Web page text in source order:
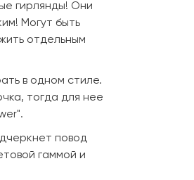
гирлянды! Они
Могут быть
отдельным
в одном стиле.
тогда для нее
повод
гаммой и